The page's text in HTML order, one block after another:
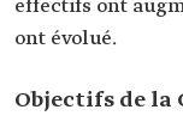
effectifs ont
ont évolué.
Objectifs de la